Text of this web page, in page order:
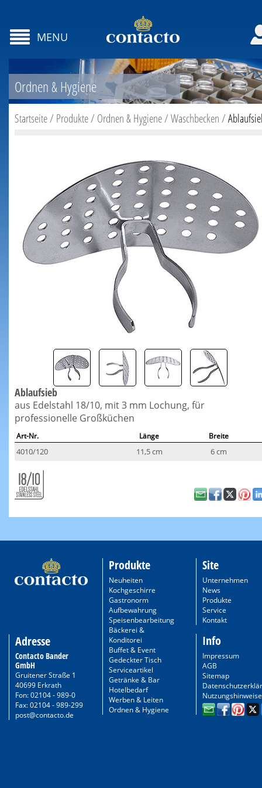
MENU
Ordnen & Hygiene
Startseite/ Produkte/ Ordnen & Hygiene/Waschbecken/
Ablaufsieb
aus Edelstahl 18/10, mit 3 mm Lochung, für
professionelle Großküchen
Art-Nr. Länge Breite
4010/120 11,5 cm 6 cm
Adresse
Contacto Bander
GmbH
Gruitener Straße 1
40699 Erkrath
Fon: 02104 - 989-0
Fax: 02104 - 989-299
post@contacto.de
Produkte
Neuheiten
Kochgeschirre
Gastronorm
Aufbewahrung
Speisenbearbeitung
Bäckerei &
Konditorei
Buffet & Event
Gedeckter Tisch
Serviceartikel
Getränke & Bar
Hotelbedarf
Werben & Leiten
Ordnen & Hygiene
Site
Unternehmen
News
Produkte
Service
Kontakt
Info
Impressum
AGB
Sitemap
Nutzungshinweise